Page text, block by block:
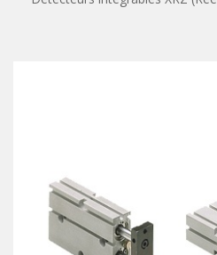
CONTRÔLE DES FLUIDES
Auxiliaires de ligne
Auxiliaires de raccordement
Solutions